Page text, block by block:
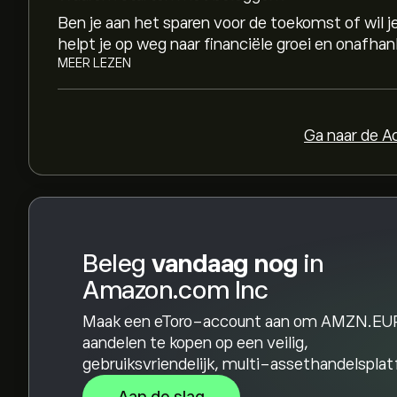
Ben je aan het sparen voor de toekomst of wil
helpt je op weg naar financiële groei en
MEER LEZEN
Ga naar de
Beleg vandaag nog in
Amazon.com Inc
Maak een eToro-account aan om
aandelen te kopen op een veilig,
gebruiksvriendelijk, multi-
Analisten bieden voorspellingen voor
financiële rapporten en verwachte groei. Bekijk
toekomstige koersbewegingen.